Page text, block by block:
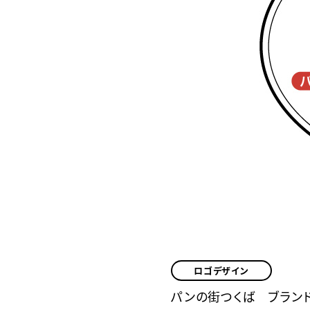
ロゴデザイン
パンの街つくば ブラン